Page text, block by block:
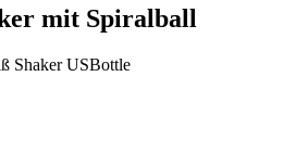
mit Spiralball
Shaker USBottle